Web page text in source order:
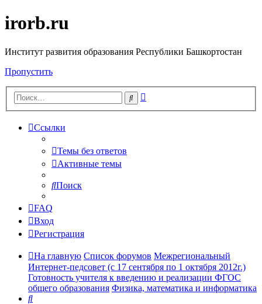
irorb.ru
Институт развития образования Республики Башкортостан
Пропустить
Поиск
Ссылки
Темы без ответов
Активные темы
Поиск
FAQ
Вход
Регистрация
На главную Список форумов Межрегиональный
Интернет-педсовет (с 17 сентября по 1 октября 2012г.)
Готовность учителя к введению и реализации ФГОС
общего образования Физика, математика и информатика
Поиск